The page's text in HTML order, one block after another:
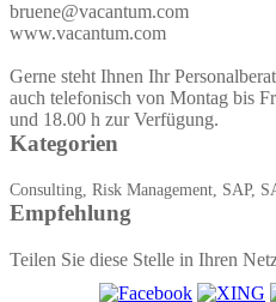
bruene@vacantum.com
www.vacantum.com
Gerne steht Ihnen Ihr
auch telefonisch von Montag bis
und 18.00 h zur Verfügung.
Kategorien
Consulting, Risk Management, SAP,
Empfehlung
Teilen Sie diese Stelle in Ihren